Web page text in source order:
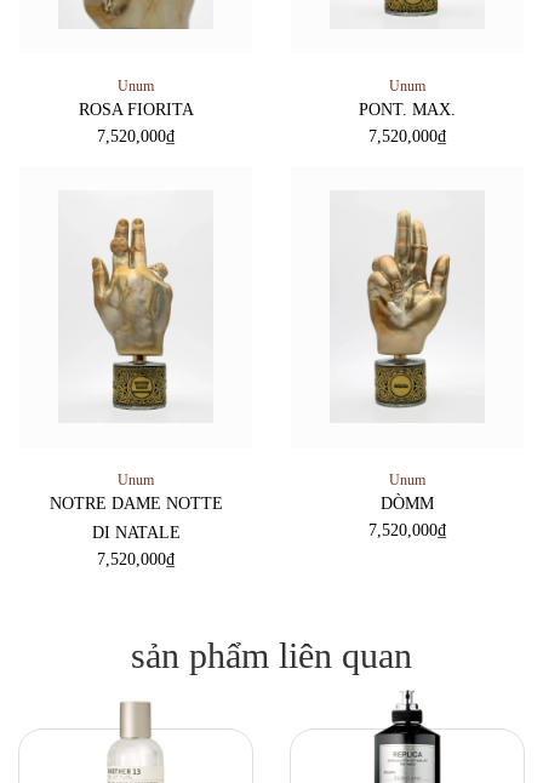
Unum
ROSA FIORITA
7,520,000₫
Unum
PONT. MAX.
7,520,000₫
Unum
NOTRE DAME NOTTE
DI NATALE
7,520,000₫
Unum
DÒMM
7,520,000₫
sản phẩm liên quan